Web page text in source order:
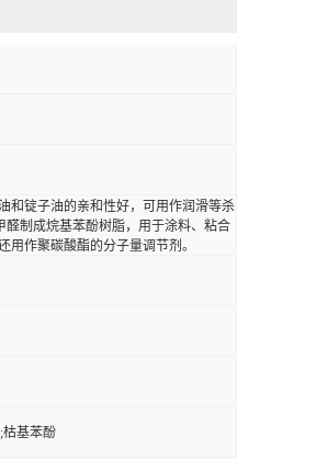
和锭子油的亲和性好，可用作润滑等杀
醛制成烷基苯酚树脂，用于涂料、粘合
作聚碳酸酯的分子量调节剂。
枯基苯酚